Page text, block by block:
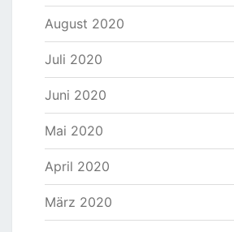
August 2020
Juli 2020
Juni 2020
Mai 2020
April 2020
März 2020